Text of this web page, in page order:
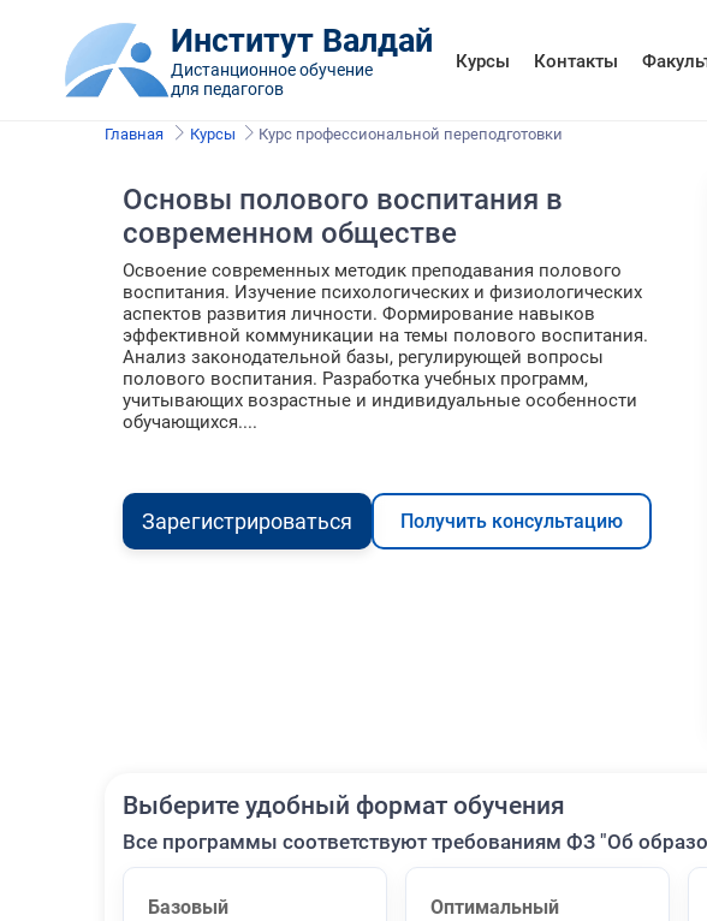
Институт Валдай
Дистанционное обучение
для педагогов
Курсы Контакты
Главная Курсы Курс профессиональной переподготовки
Основы полового воспитания в
современном обществе
Освоение современных методик преподавания полового
воспитания. Изучение психологических и физиологических
аспектов развития личности. Формирование навыков
эффективной коммуникации на темы полового воспитания.
Анализ законодательной базы, регулирующей вопросы
полового воспитания. Разработка учебных программ,
учитывающих возрастные и индивидуальные особенности
обучающихся....
Зарегистрироваться Получить консультацию
Выберите удобный формат обучения
Все программы соответствуют требованиям ФЗ "Об
Базовый
Оптимальный